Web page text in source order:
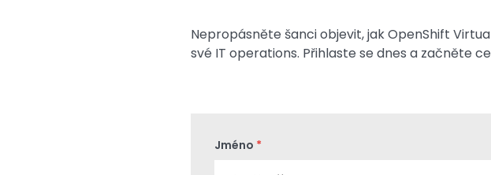
Nepropásněte šanci objevit, jak OpenShift
své IT operations. Přihlaste se dnes a začněte
Jméno *